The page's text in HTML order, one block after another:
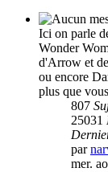
Ici on parle
Wonder
d'Arrow et
ou encore
plus que
807
25031
par
mer.